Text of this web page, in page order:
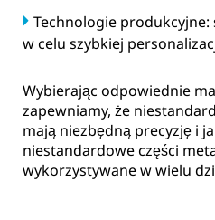
Technologie
w celu szybkiej
Wybierając odpowiednie
zapewniamy, że
mają niezbędną precyzję i
niestandardowe części
wykorzystywane w wielu